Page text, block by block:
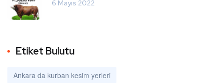
6 Mayıs 2022
Etiket Bulutu
Ankara da kurban kesim yerleri